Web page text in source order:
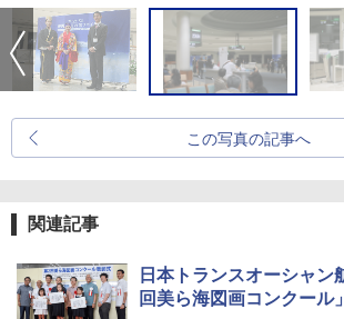
この写真の記事へ
関連記事
日本トランスオーシャン
回美ら海図画コンクール